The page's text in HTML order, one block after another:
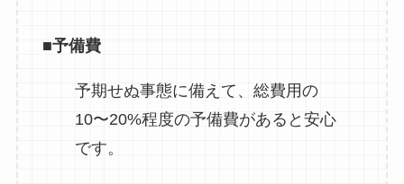
■予備費
予期せぬ事態に備えて、総費用の
10〜20%程度の予備費があると安心
です。